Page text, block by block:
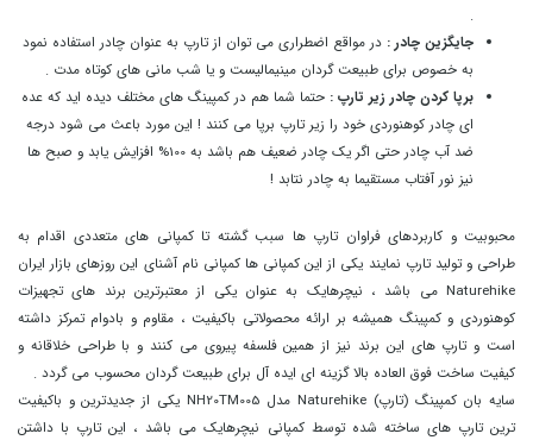
.
جایگزین چادر : در مواقع اضطراری می توان از تارپ به عنوان چادر استفاده نمود
به خصوص برای طبیعت گردان مینیمالیست و یا شب مانی های کوتاه مدت .
برپا کردن چادر زیر تارپ : حتما شما هم در کمپینگ های مختلف دیده اید که عده
ای چادر کوهنوردی خود را زیر تارپ برپا می کنند ! این مورد باعث می شود درجه
ضد آب چادر حتی اگر یک چادر ضعیف هم باشد به 100% افزایش یابد و صبح ها
نیز نور آفتاب مستقیما به چادر نتابد !
محبوبیت و کاربردهای فراوان تارپ ها سبب گشته تا کمپانی های متعددی اقدام به
طراحی و تولید تارپ نمایند یکی از این کمپانی ها کمپانی نام آشنای این روزهای بازار ایران
Naturehike می باشد ، نیچرهایک به عنوان یکی از معتبرترین برند های تجهیزات
کوهنوردی و کمپینگ همیشه بر ارائه محصولاتی باکیفیت ، مقاوم و بادوام تمرکز داشته
است و تارپ های این برند نیز از همین فلسفه پیروی می کنند و با طراحی خلاقانه و
کیفیت ساخت فوق العاده بالا گزینه ای ایده آل برای طبیعت گردان محسوب می گردد .
سایه بان کمپینگ (تارپ) Naturehike مدل NH20TM005 یکی از جدیدترین و باکیفیت
ترین تارپ های ساخته شده توسط کمپانی نیچرهایک می باشد ، این تارپ با داشتن